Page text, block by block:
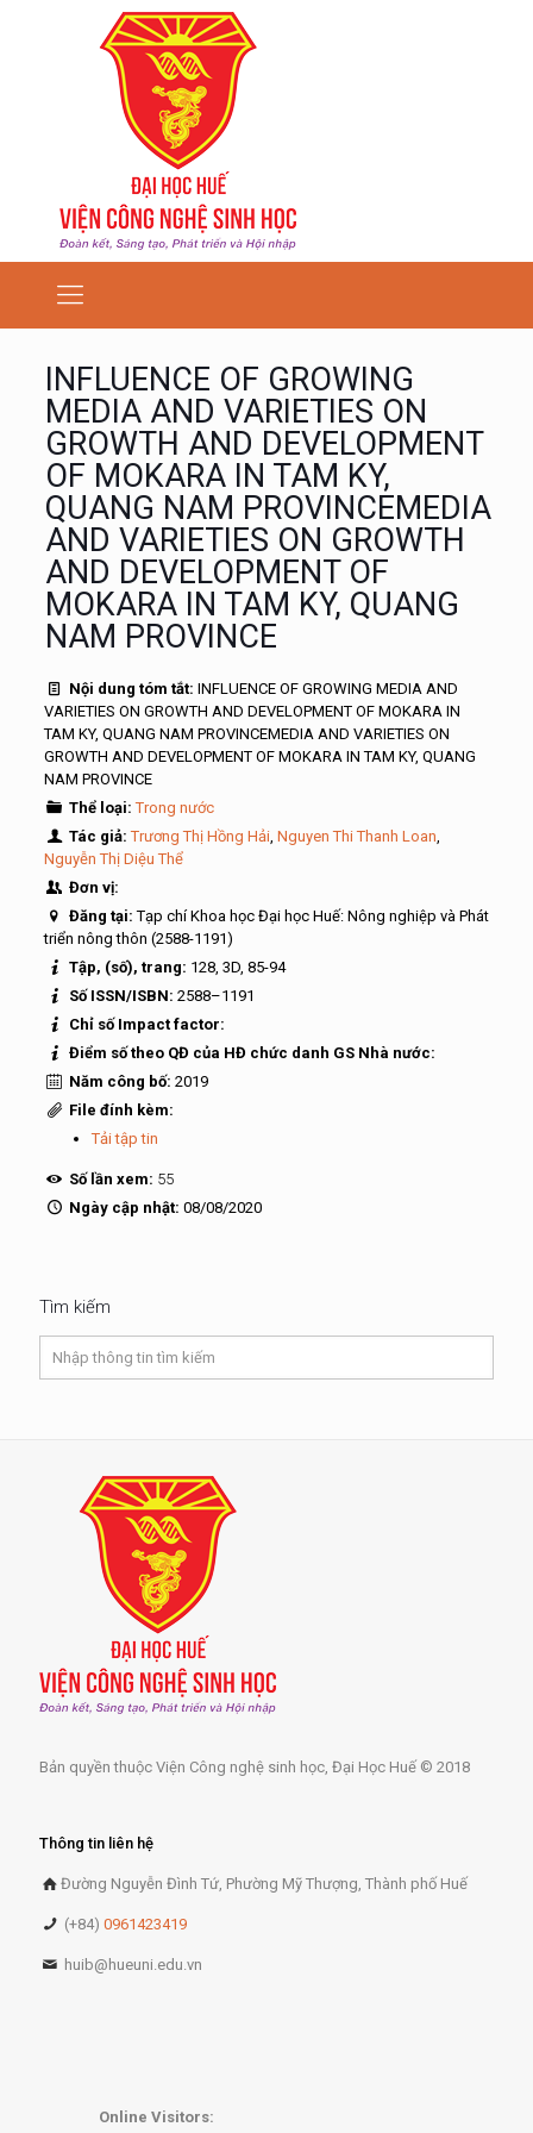
INFLUENCE OF GROWING
MEDIA AND VARIETIES ON
GROWTH AND DEVELOPMENT
OF MOKARA IN TAM KY,
QUANG NAM PROVINCEMEDIA
AND VARIETIES ON GROWTH
AND DEVELOPMENT OF
MOKARA IN TAM KY, QUANG
NAM PROVINCE
Nội dung tóm tắt: INFLUENCE OF GROWING MEDIA AND
VARIETIES ON GROWTH AND DEVELOPMENT OF MOKARA IN
TAM KY, QUANG NAM PROVINCEMEDIA AND VARIETIES ON
GROWTH AND DEVELOPMENT OF MOKARA IN TAM KY, QUANG
NAM PROVINCE
Thể loại:Trong nước
Tác giả:Trương Thị Hồng Hải, Nguyen Thi Thanh Loan,
Nguyễn Thị Diệu Thể
Đơn vị:
Đăng tại:Tạp chí Khoa học Đại học Huế: Nông nghiệp và Phát
triển nông thôn (2588-1191)
Tập, (số), trang: 128, 3D, 85-94
Số ISSN/ISBN: 2588–1191
Chỉ số Impact factor:
Điểm số theo QĐ của HĐ chức danh GS Nhà nước:
Năm công bố: 2019
File đính kèm:
Tải tập tin
Số lần xem: 55
Ngày cập nhật: 08/08/2020
Tìm kiếm
Bản quyền thuộc Viện Công nghệ sinh học, Đại Học Huế © 2018
Thông tin liên hệ
Đường Nguyễn Đình Tứ, Phường Mỹ Thượng, Thành phố Huế
(+84)0961423419
huib@hueuni.edu.vn
Online Visitors: